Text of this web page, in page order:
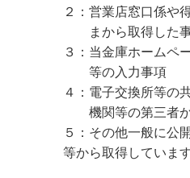
２：営業店窓口係や
まから取得した
３：当金庫ホームペ
等の入力事項
４：電子交換所等の
機関等の第三者
５：その他一般に公
等から取得しています